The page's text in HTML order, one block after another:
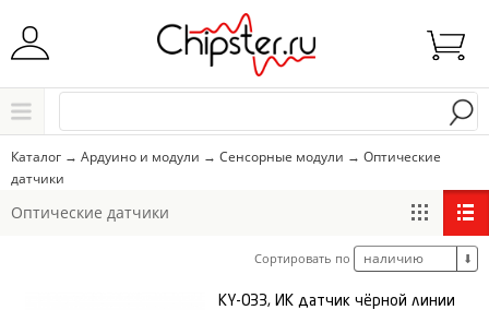
Начните водить название города..
Выбрать
Каталог → Ардуино и модули → Сенсорные модули → Оптические
датчики
Оптические датчики
Сортировать по наличию ⬇
KY-033, ИК датчик чёрной линии